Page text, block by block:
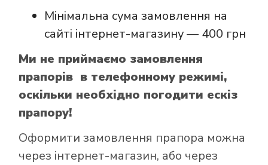
Мінімальна сума замовлення на
сайті інтернет-магазину — 400 грн
Ми не приймаємо замовлення
прапорів в телефонному режимі,
оскільки необхідно погодити ескіз
прапору!
Оформити замовлення прапора можна
через інтернет-магазин, або через